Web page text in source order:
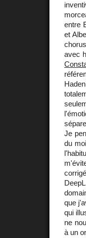
entre
et
avec
Je
du
que
qui
ne
à un